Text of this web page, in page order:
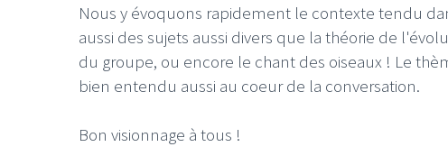
Nous y évoquons rapidement le contexte tendu
aussi des sujets aussi divers que la théorie de
du groupe, ou encore le chant des oiseaux ! Le
bien entendu aussi au coeur de la conversation.
Bon visionnage à tous !